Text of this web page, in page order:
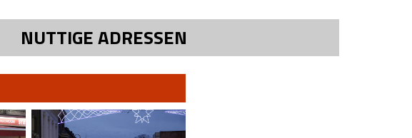
NUTTIGE ADRESSEN